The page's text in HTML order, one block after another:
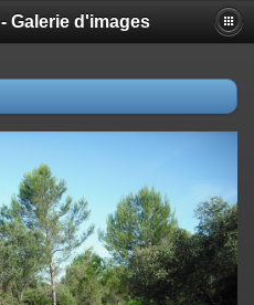
Galerie d'images